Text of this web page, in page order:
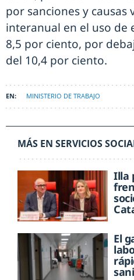
por sanciones y causas
interanual en el uso de
8,5 por ciento, por
del 10,4 por ciento.
MINISTERIO DE TRABAJO
MÁS EN SERVICIOS
Illa
El